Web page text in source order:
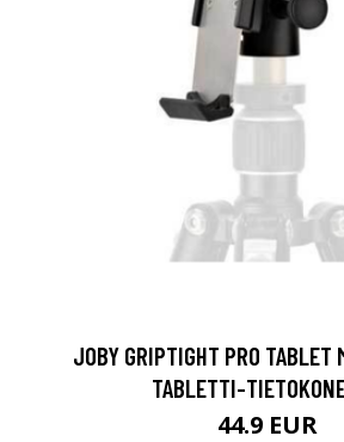
JOBY GRIPTIGHT PRO TABLET
TABLETTI-
44.9 EUR